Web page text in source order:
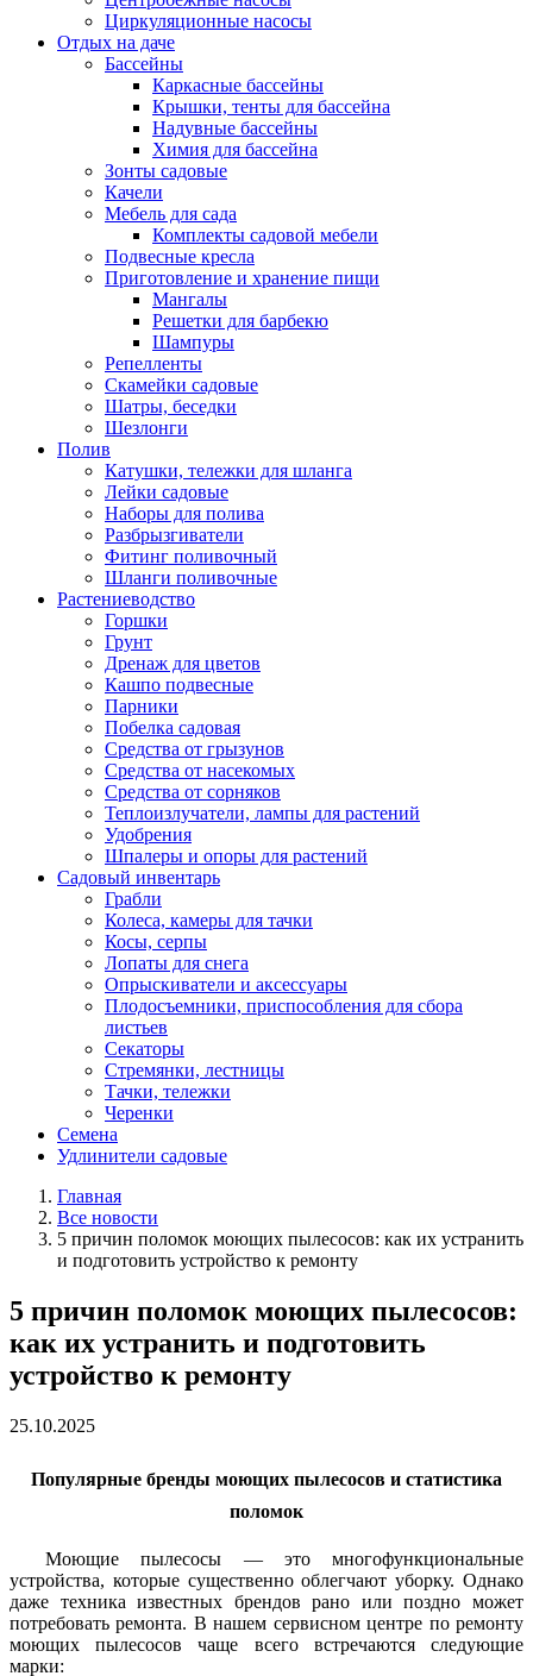
Циркуляционные насосы
Отдых на даче
Бассейны
Каркасные бассейны
Крышки, тенты для бассейна
Надувные бассейны
Химия для бассейна
Зонты садовые
Качели
Мебель для сада
Комплекты садовой мебели
Подвесные кресла
Приготовление и хранение пищи
Мангалы
Решетки для барбекю
Шампуры
Репелленты
Скамейки садовые
Шатры, беседки
Шезлонги
Полив
Катушки, тележки для шланга
Лейки садовые
Наборы для полива
Разбрызгиватели
Фитинг поливочный
Шланги поливочные
Растениеводство
Горшки
Грунт
Дренаж для цветов
Кашпо подвесные
Парники
Побелка садовая
Средства от грызунов
Средства от насекомых
Средства от сорняков
Теплоизлучатели, лампы для растений
Удобрения
Шпалеры и опоры для растений
Садовый инвентарь
Грабли
Колеса, камеры для тачки
Косы, серпы
Лопаты для снега
Опрыскиватели и аксессуары
Плодосъемники, приспособления для сбора
листьев
Секаторы
Стремянки, лестницы
Тачки, тележки
Черенки
Семена
Удлинители садовые
Главная
Все новости
5 причин поломок моющих пылесосов: как их устранить
и подготовить устройство к ремонту
5 причин поломок моющих пылесосов:
как их устранить и подготовить
устройство к ремонту
25.10.2025
Популярные бренды моющих пылесосов и статистика
поломок
Моющие пылесосы — это многофункциональные
устройства, которые существенно облегчают уборку. Однако
даже техника известных брендов рано или поздно может
потребовать ремонта. В нашем сервисном центре по ремонту
моющих пылесосов чаще всего встречаются следующие
марки: